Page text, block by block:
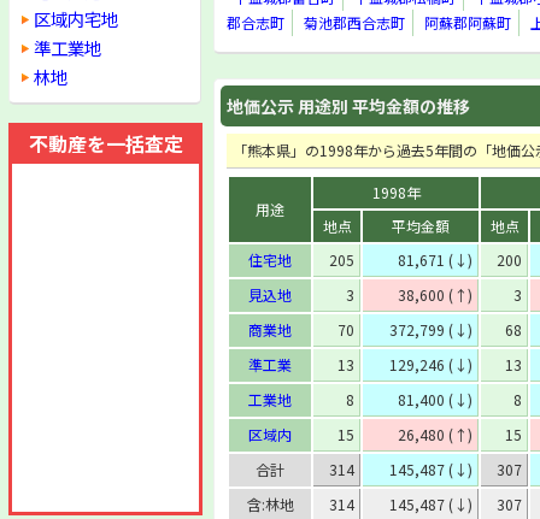
郡合志町
菊池郡西合志町 阿蘇郡阿蘇町
地価公示 用途別 平均金額の推移
「熊本県」の1998年から過去5年間の「地価
用途
1998年
地点
平均金額
地点
住宅地
205 81,671 (↓)
200
見込地
3 38,600 (↑)
3
商業地
70 372,799 (↓)
68
準工業
13 129,246 (↓)
13
工業地
8 81,400 (↓)
8
区域内
15 26,480 (↑)
15
合計
314 145,487 (↓)
307
含:林地
314 145,487 (↓) 307
区域内宅地
準工業地
林地
不動産を一括査定